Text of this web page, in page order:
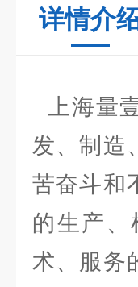
详情介
上海量
发、制造
苦奋斗和
的生产
术、服务